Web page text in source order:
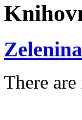
There